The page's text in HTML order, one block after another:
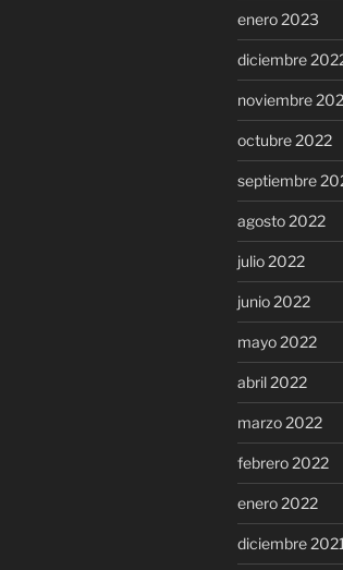
enero 2023
diciembre
noviembre
octubre 2022
septiembre
agosto 2022
julio 2022
junio 2022
mayo 2022
abril 2022
marzo 2022
febrero 2022
enero 2022
diciembre